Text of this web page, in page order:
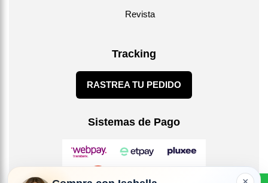
Revista
Tracking
RASTREA TU PEDIDO
Sistemas de Pago